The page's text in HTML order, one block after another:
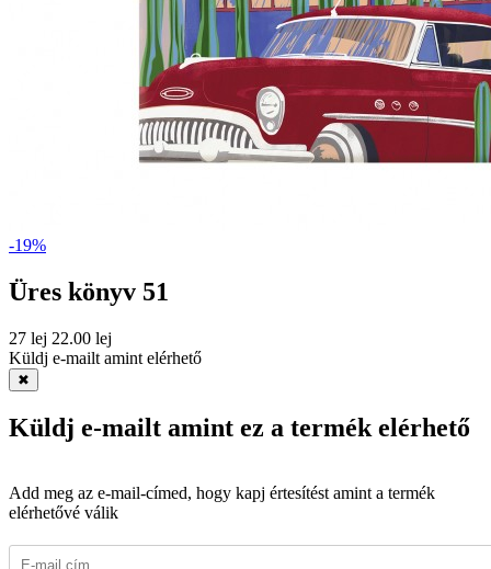
-19%
Üres könyv 51
27 lej 22.00 lej
Küldj e-mailt amint elérhető
✖
Küldj e-mailt amint ez a termék elérhető
Add meg az e-mail-címed, hogy kapj értesítést amint a termék
elérhetővé válik